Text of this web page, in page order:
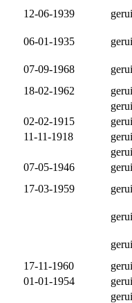
12-06-1939
06-01-1935
07-09-1968
18-02-1962
02-02-1915
11-11-1918
07-05-1946
17-03-1959
17-11-1960
01-01-1954